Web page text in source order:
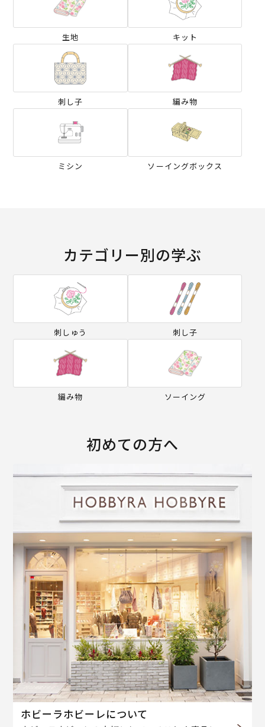
生地 キット
刺し子 編み物
ミシン ソーイングボックス
カテゴリー別の学ぶ
刺しゅう 刺し子
編み物 ソーイング
初めての方へ
ホビーラホビーレについて